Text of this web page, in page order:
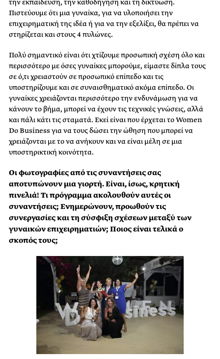
την εκπαίδευση, την καθοδήγηση και τη δικτύωση.
Πιστεύουμε ότι μια γυναίκα, για να υλοποιήσει την
επιχειρηματική της ιδέα ή για να την εξελίξει, θα πρέπει να
στηρίζεται και στους 4 πυλώνες.
Πολύ σημαντικό είναι ότι χτίζουμε προσωπική σχέση όλο και
περισσότερο με όσες γυναίκες μπορούμε, είμαστε δίπλα τους
σε ό,τι χρειαστούν σε προσωπικό επίπεδο και τις
υποστηρίζουμε και σε συναισθηματικό ακόμα επίπεδο. Οι
γυναίκες χρειάζονται περισσότερο την ενδυνάμωση για να
κάνουν το βήμα, μπορεί να έχουν τις τεχνικές γνώσεις, αλλά
και πάλι κάτι τις σταματά. Εκεί είναι που έρχεται το Women
Do Business για να τους δώσει την ώθηση που μπορεί να
χρειάζονται με το να ανήκουν και να είναι μέλη σε μια
υποστηρικτική κοινότητα.
Οι φωτογραφίες από τις συναντήσεις σας
αποτυπώνουν μια γιορτή. Είναι, ίσως, κρητική
πινελιά! Τι πρόγραμμα ακολουθούν αυτές οι
συναντήσεις; Ενημερώνουν, προωθούν τις
συνεργασίες και τη σύσφιξη σχέσεων μεταξύ των
γυναικών επιχειρηματιών; Ποιος είναι τελικά ο
σκοπός τους;